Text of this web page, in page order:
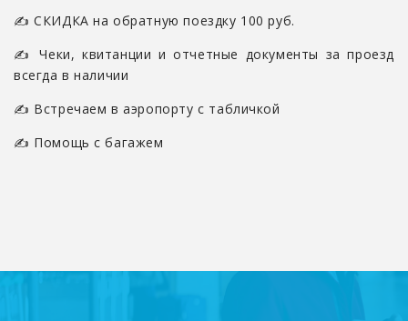
✍ СКИДКА на обратную поездку 100 руб.
✍ Чеки, квитанции и отчетные документы за проезд
всегда в наличии
✍ Встречаем в аэропорту с табличкой
✍ Помощь с багажем